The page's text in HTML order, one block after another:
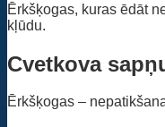
Ērkšķogas, kuras ēdāt
kļūdu.
Cvetkova
Ērkšķogas –